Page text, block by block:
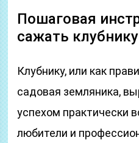
Пошаговая
сажать
Клубнику, или как
садовая земляника,
успехом практически
любители и